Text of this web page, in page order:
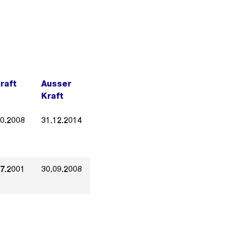
Ausser
Kraft
31.12.2014
30.09.2008